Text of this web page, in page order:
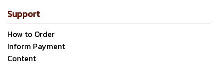
Support
How to Order
Inform Payment
Content